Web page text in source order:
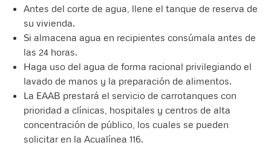
Antes del corte de agua, llene el tanque de reserva de
su vivienda.
Si almacena agua en recipientes consúmala antes de
las 24 horas.
Haga uso del agua de forma racional privilegiando el
lavado de manos y la preparación de alimentos.
La EAAB prestará el servicio de carrotanques con
prioridad a clínicas, hospitales y centros de alta
concentración de público, los cuales se pueden
solicitar en la Acualínea 116.